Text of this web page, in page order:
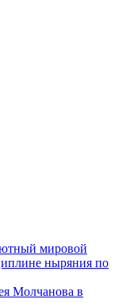
мировой
ныряния по
Молчанова в